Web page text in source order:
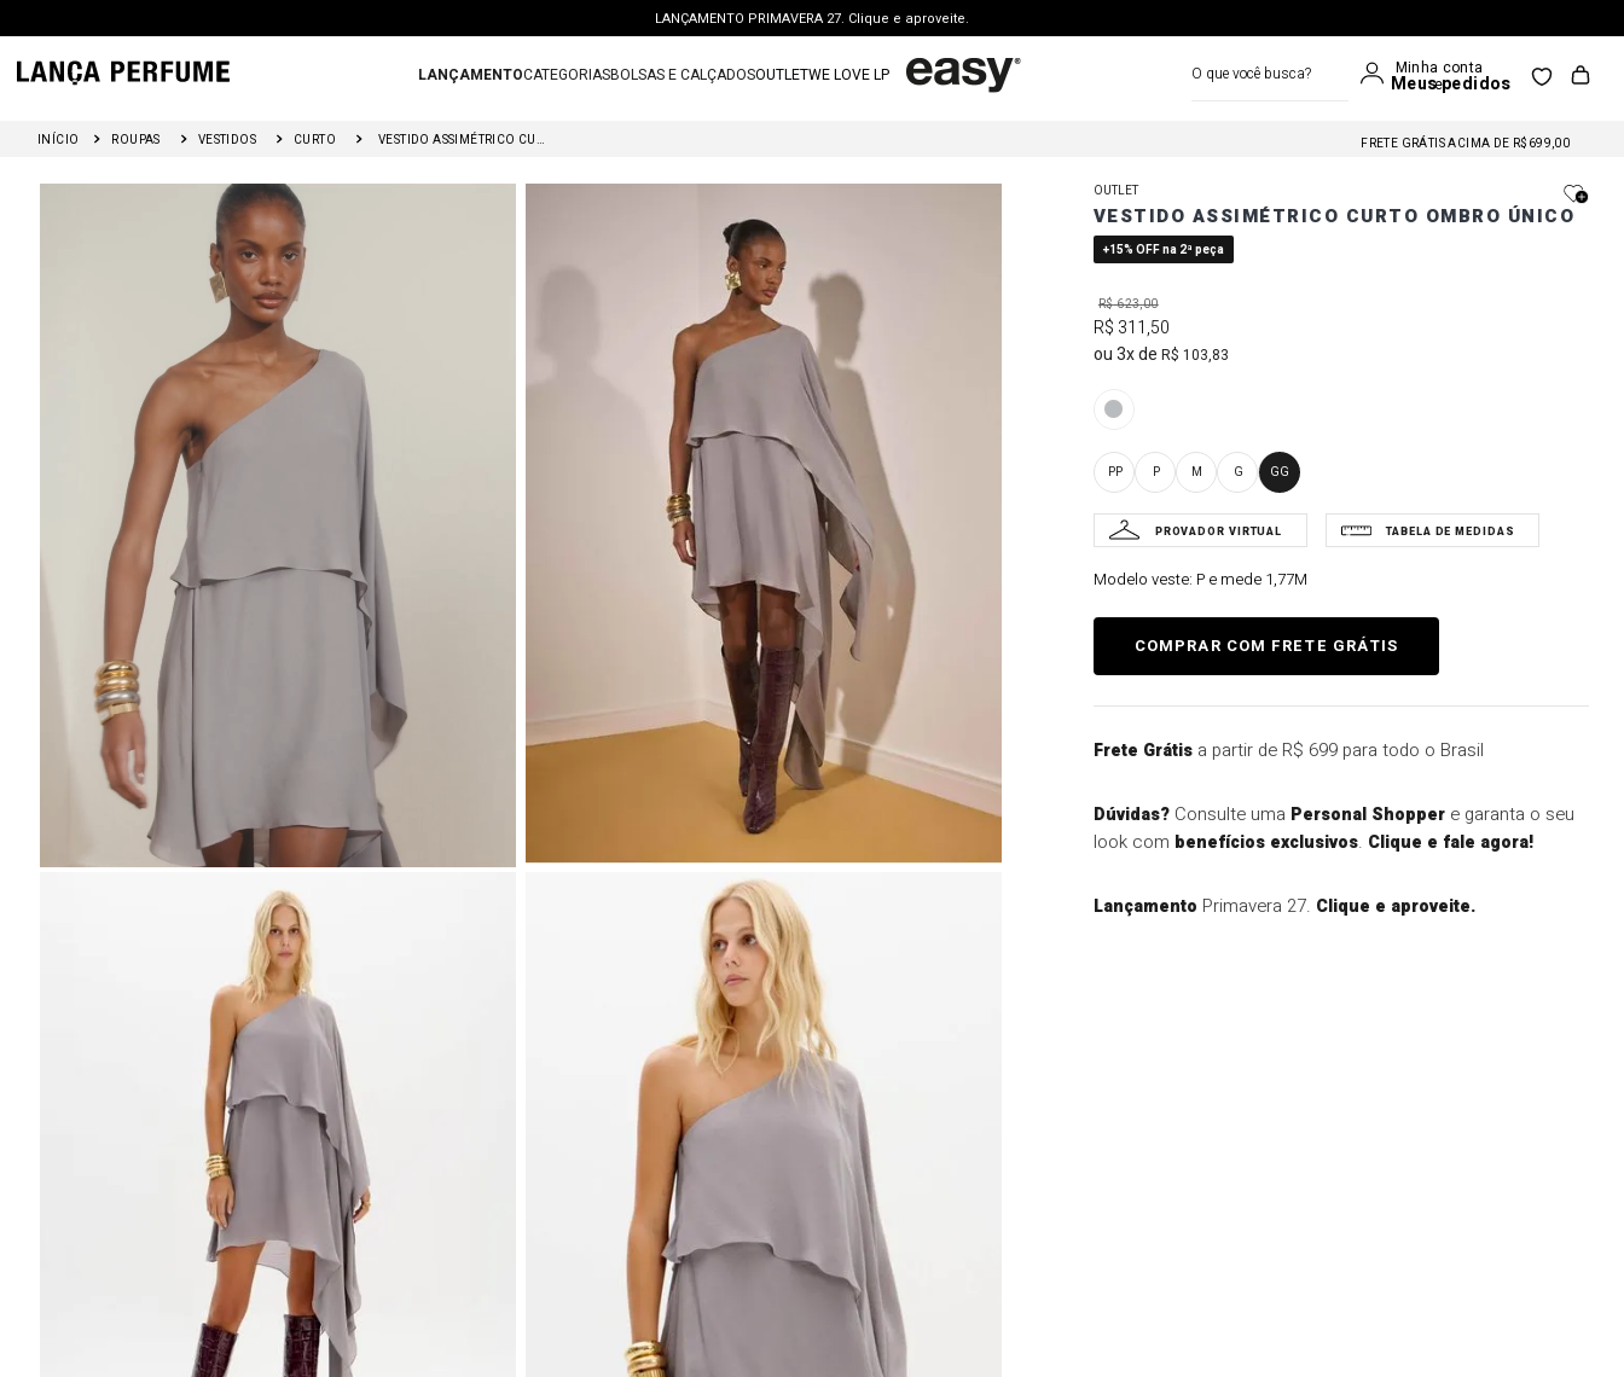
LANÇAMENTO PRIMAVERA 27. Clique e aproveite.
PERSONAL SHOPPER | garanta benefícios exclusivos. CONSULTAR >
FRETE GRÁTIS | a partir de R$ 699. APROVEITAR >
LANÇAMENTOCATEGORIASBOLSAS E CALÇADOSOUTLETWE LOVE LP
ROUPAS VESTIDOS CURTO VESTIDO ASSIMÉTRICO CURTO OMBRO ÚNICO
FRETE GRÁTIS ACIMA DE R$699,00
FRETE GRÁTIS NAS COMPRAS A PARTIR DE R$699
FRETE GRÁTIS ACIMA DE R$699,00
OUTLET
VESTIDO ASSIMÉTRICO CURTO OMBRO ÚNICO
+15% OFF na 2ª peça
R$623,00
R$ 311,50
3
R$ 103,83
PP P M G GG
Modelo veste: P e mede 1,77M
Frete Grátisa partir de R$ 699 para todo o Brasil
Dúvidas?Consulte uma Personal Shoppere garanta o seu
look com benefícios exclusivos. Clique e fale agora!
Lançamento Primavera 27. Clique e aproveite.
2º
bolsa
calca jeans
calca
bota
vestido curto
tenis
t shirt
º saia